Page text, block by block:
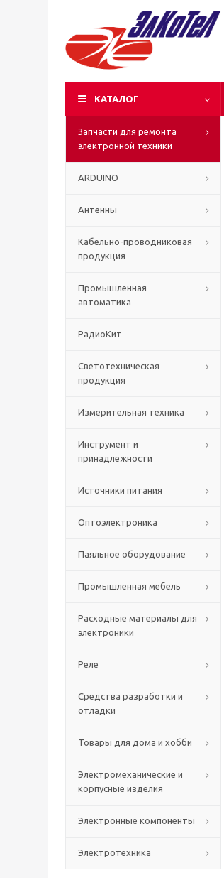
КАТАЛОГ
Запчасти для ремонта
электронной техники
ARDUINO
Антенны
Кабельно-проводниковая
продукция
Промышленная
автоматика
РадиоКит
Светотехническая
продукция
Измерительная техника
Инструмент и
принадлежности
Источники питания
Оптоэлектроника
Паяльное оборудование
Промышленная мебель
Расходные материалы для
электроники
Реле
Средства разработки и
отладки
Товары для дома и хобби
Электромеханические и
корпусные изделия
Электронные компоненты
Электротехника